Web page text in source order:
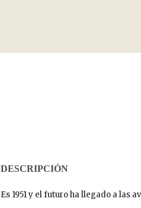
DESCRIPCIÓN
Es 1951 y el futuro ha llegado a las